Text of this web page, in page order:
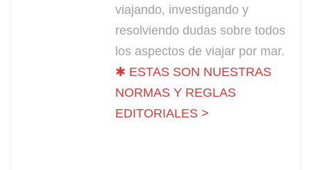
viajando, investigando y
resolviendo dudas sobre todos
los aspectos de viajar por mar.
✱ ESTAS SON NUESTRAS
NORMAS Y REGLAS
EDITORIALES >